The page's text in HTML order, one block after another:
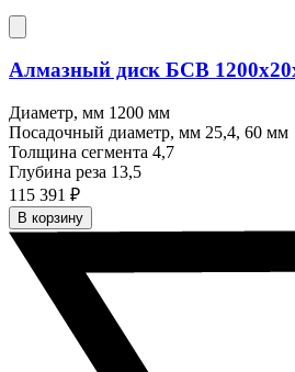
Алмазный диск БСВ
Диаметр, мм 1200 мм
Посадочный диаметр, мм 25,4, 60 мм
Толщина сегмента 4,7
Глубина реза 13,5
115 391 ₽
В корзину